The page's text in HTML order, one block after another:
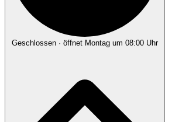
Geschlossen · öffnet Montag um 08:00 Uhr